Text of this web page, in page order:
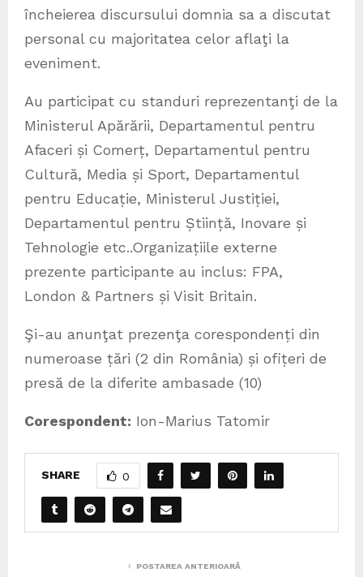
încheierea discursului domnia sa a discutat
personal cu majoritatea celor aflaţi la
eveniment.
Au participat cu standuri reprezentanţi de la
Ministerul Apărării, Departamentul pentru
Afaceri și Comerț, Departamentul pentru
Cultură, Media și Sport, Departamentul
pentru Educație, Ministerul Justiției,
Departamentul pentru Știință, Inovare și
Tehnologie etc..Organizațiile externe
prezente participante au inclus: FPA,
London & Partners și Visit Britain.
Şi-au anunţat prezenţa corespondenți din
numeroase țări (2 din România) și ofițeri de
presă de la diferite ambasade (10)
Corespondent: Ion-Marius Tatomir
SHARE 0
POSTAREA ANTERIOARĂ